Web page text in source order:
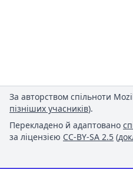
За авторством спільноти
пізніших учасників).
Перекладено й адаптовано
за ліцензією CC-BY-SA 2.5 (